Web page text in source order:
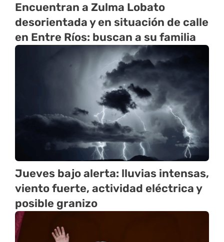
Encuentran a Zulma Lobato
desorientada y en situación de calle
en Entre Ríos: buscan a su familia
Jueves bajo alerta: lluvias intensas,
viento fuerte, actividad eléctrica y
posible granizo